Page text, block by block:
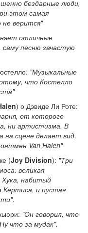
бездарные люди,
этом самая
не верится"
отличные
саму песню зачастую
"Музыкальные
что Костелло
) о Дэвиде Ли Роте:
от которого
ни артистизма. В
на сцене делает вид,
Van Halen"
(Joy Division): "Три
великая
набитый
Кертиса, и пустая
.
"Он говорил, что
что за мудак".